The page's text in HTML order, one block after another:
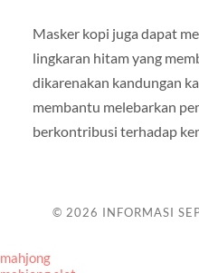
Masker kopi juga dapat
lingkaran hitam yang
dikarenakan kandungan
membantu melebarkan
berkontribusi terhadap
© 2026 INFORMASI
mahjong